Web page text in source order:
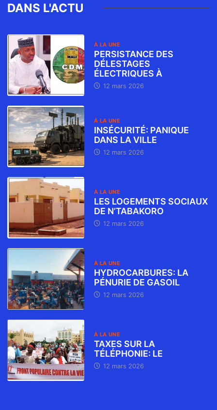
DANS L'ACTU
À LA UNE
PERSISTANCE DES
DÉLESTAGES
ÉLECTRIQUES À
12 mars 2026
À LA UNE
INSÉCURITÉ: PANIQUE
DANS LA VILLE
12 mars 2026
À LA UNE
LES LOGEMENTS SOCIAUX
DE N’TABAKORO
12 mars 2026
À LA UNE
HYDROCARBURES: LA
PÉNURIE DE GASOIL
12 mars 2026
À LA UNE
TAXES SUR LA
TÉLÉPHONIE: LE
12 mars 2026